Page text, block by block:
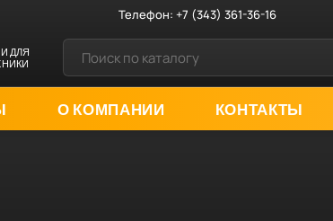
Телефон:+7 (343) 361-36-16
ДЛЯ
О КОМПАНИИ КОНТАКТЫ